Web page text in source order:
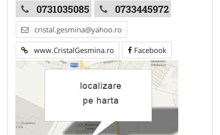
0731035085 0733445972
cristal.gesmina@yahoo.ro
www.CristalGesmina.ro Facebook